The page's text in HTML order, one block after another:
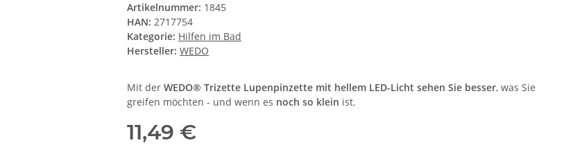
Artikelnummer: 1845
HAN: 2717754
Kategorie: Hilfen im Bad
Hersteller: WEDO
Mit der WEDO® Trizette Lupenpinzette mit hellem LED-Licht sehen Sie besser, was Sie
greifen möchten - und wenn es noch so klein ist.
11,49 €